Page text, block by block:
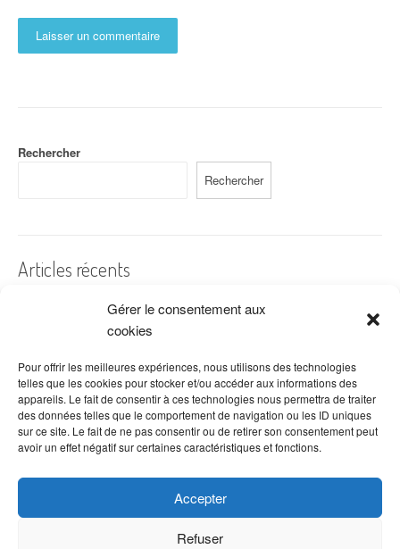
Gérer le consentement aux
cookies
Pour offrir les meilleures expériences, nous utilisons des technologies
telles que les cookies pour stocker et/ou accéder aux informations des
appareils. Le fait de consentir à ces technologies nous permettra de traiter
des données telles que le comportement de navigation ou les ID uniques
sur ce site. Le fait de ne pas consentir ou de retirer son consentement peut
avoir un effet négatif sur certaines caractéristiques et fonctions.
Accepter
Refuser
Rechercher
Rechercher
Articles récents
A quelles dates de l’année offre-t-on des fleurs ?
Les fleurs préférées des Français
Combien de fois arroser un cactus ?
Quelles fleurs offrir pour la fête des mères ?
Idées de décoration avec fleurs séchées